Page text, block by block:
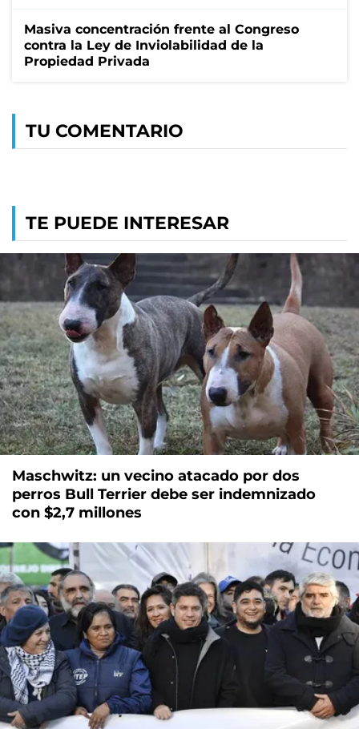
Masiva concentración frente al Congreso
contra la Ley de Inviolabilidad de la
Propiedad Privada
TU COMENTARIO
TE PUEDE INTERESAR
Maschwitz: un vecino atacado por dos
perros Bull Terrier debe ser indemnizado
con $2,7 millones